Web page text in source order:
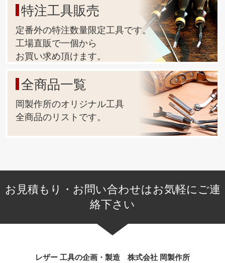
特注工具販売
定番外の特注数量限定工具です。
工場直販で一個から
お買い求め頂けます。
全商品一覧
岡製作所のオリジナル工具
全商品のリストです。
お見積もり・お問い合わせはお気軽にご連
絡下さい
レザー 工具の企画・製造 株式会社 岡製作所